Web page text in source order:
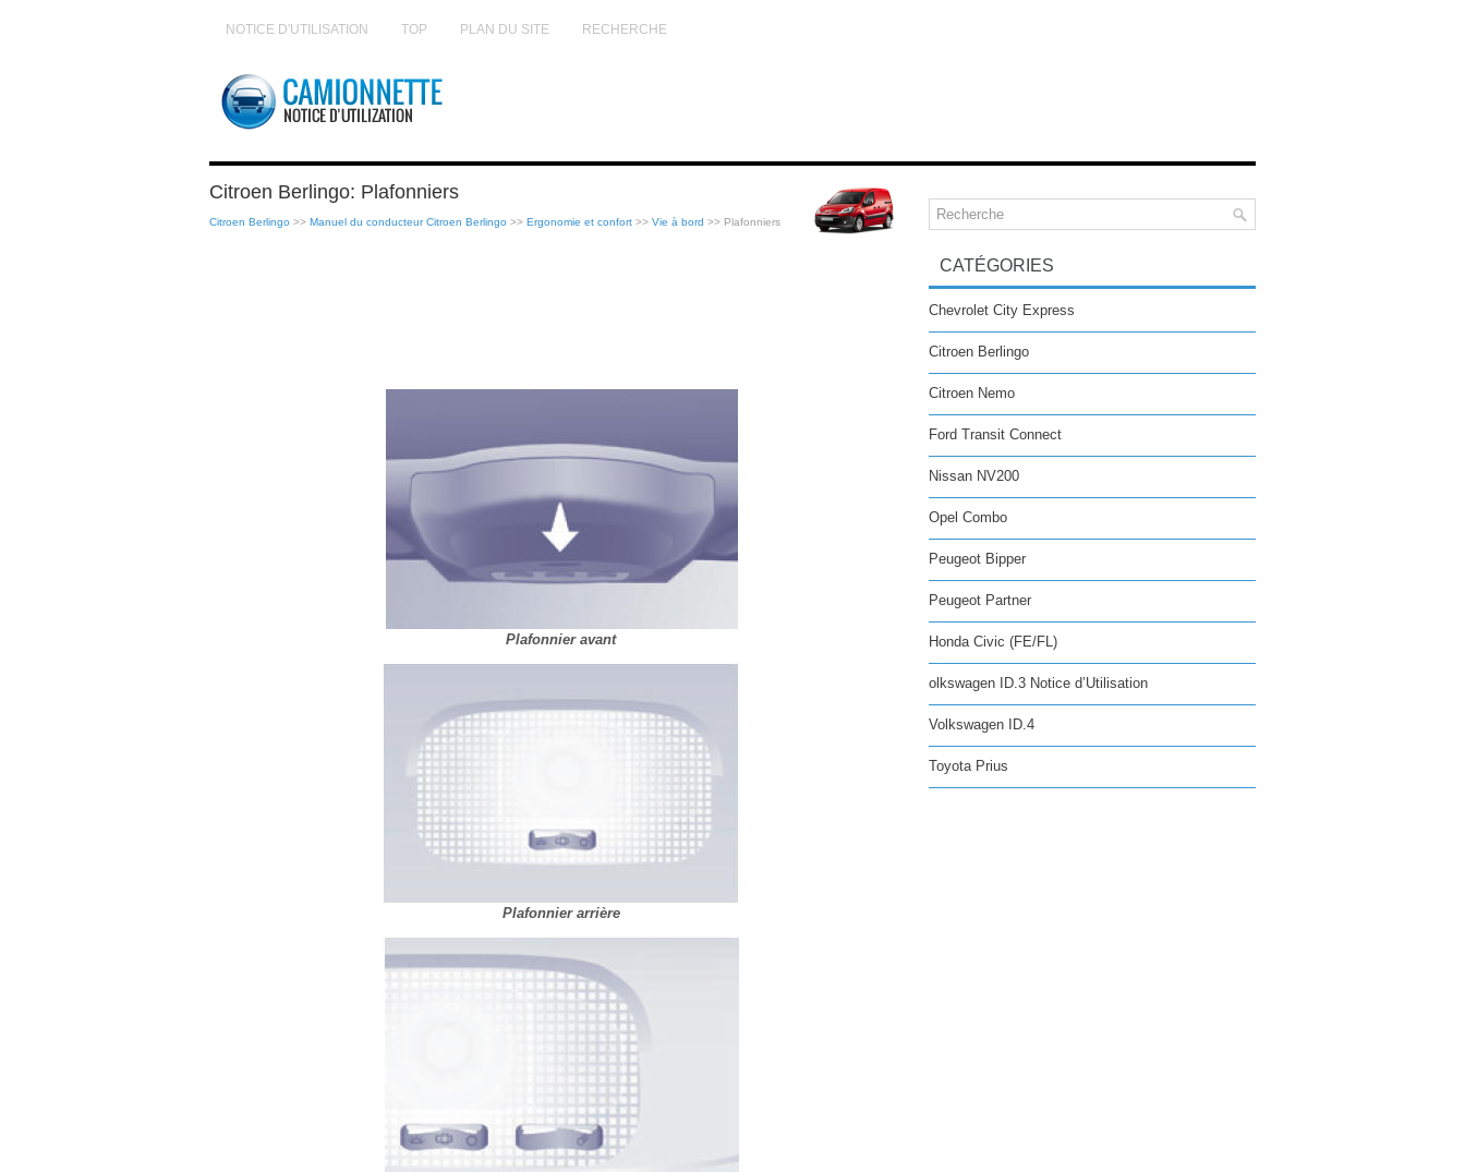
NOTICE D'UTILISATION TOP PLAN DU SITE RECHERCHE
Citroen Berlingo: Plafonniers
Citroen Berlingo >> Manuel du conducteur Citroen Berlingo >> Ergonomie et confort >> Vie à bord >> Plafonniers
Plafonnier avant
Plafonnier arrière
CATÉGORIES
Chevrolet City Express
Citroen Berlingo
Citroen Nemo
Ford Transit Connect
Nissan NV200
Opel Combo
Peugeot Bipper
Peugeot Partner
Honda Civic (FE/FL)
olkswagen ID.3 Notice d’Utilisation
Volkswagen ID.4
Toyota Prius